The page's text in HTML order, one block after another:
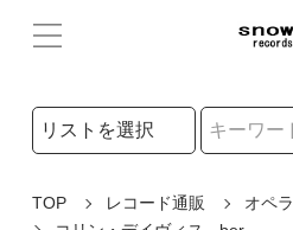
検索リストの選択
TOP レコード通販
オペラ